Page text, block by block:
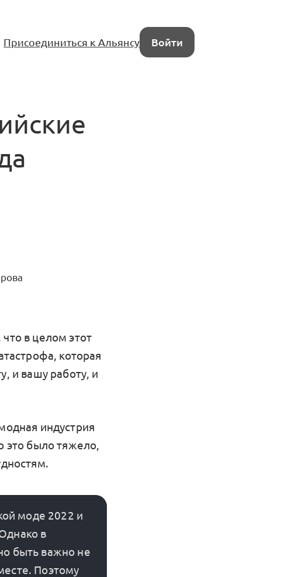
Присоединиться к Альянсу Войти
в целом этот
которая
и вашу работу, и
индустрия
это было тяжело,
моде 2022 и
в
быть важно не
Поэтому